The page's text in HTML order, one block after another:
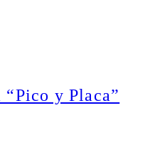
y Placa”